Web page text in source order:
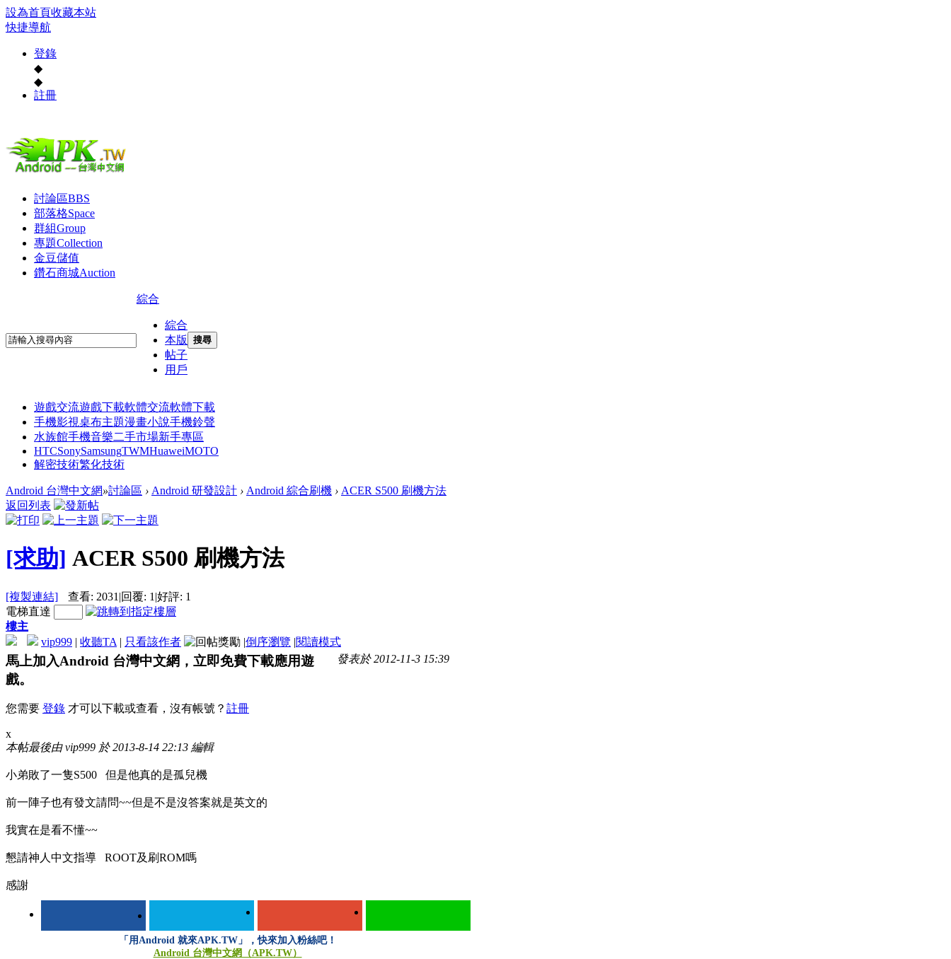
設為首頁收藏本站
快捷導航
登錄
◆
◆
註冊
討論區BBS
部落格Space
群組Group
專題Collection
金豆儲值
鑽石商城Auction
綜合
綜合
本版
帖子
用戶
搜尋
遊戲交流遊戲下載軟體交流軟體下載
手機影視桌布主題漫畫小說手機鈴聲
水族館手機音樂二手市場新手專區
HTCSonySamsungTWMHuaweiMOTO
解密技術繁化技術
Android 台灣中文網»討論區 › Android 研發設計 › Android 綜合刷機 › ACER S500 刷機方法
返回列表
[求助] ACER S500 刷機方法
[複製連結] 查看: 2031 |回覆: 1 |好評: 1
電梯直達
樓主
vip999 | 收聽TA | 只看該作者 |倒序瀏覽 |閱讀模式
發表於 2012-11-3 15:39
馬上加入Android 台灣中文網，立即免費下載應用遊
戲。
您需要 登錄 才可以下載或查看，沒有帳號？ 註冊
x
本帖最後由 vip999 於 2013-8-14 22:13 編輯
小弟敗了一隻S500 但是他真的是孤兒機
前一陣子也有發文請問~~但是不是沒答案就是英文的
我實在是看不懂~~
懇請神人中文指導 ROOT及刷ROM嗎
感謝
「用Android 就來APK.TW」，快來加入粉絲吧！
Android 台灣中文網（APK.TW）